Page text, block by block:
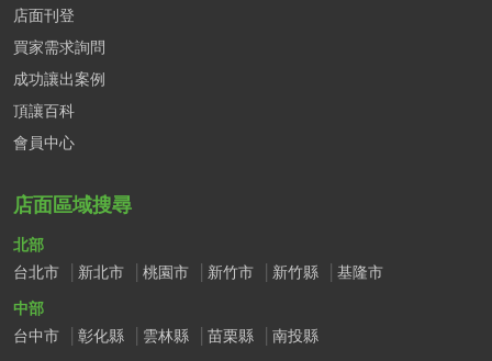
店面刊登
買家需求詢問
成功讓出案例
頂讓百科
會員中心
店面區域搜尋
北部
台北市
新北市 桃園市 新竹市 新竹縣
基隆市
中部
台中市
彰化縣 雲林縣 苗栗縣
南投縣